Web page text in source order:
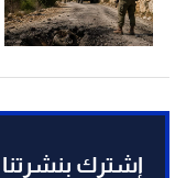
إشترك بنشرتنا